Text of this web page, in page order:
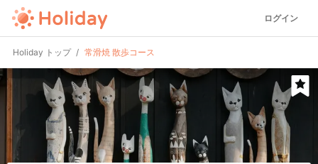
ログイン
Holiday トップ 常滑焼 散歩コース